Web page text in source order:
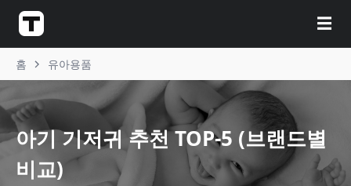
☰
홈 유아용품
아기 기저귀 추천 TOP-5 (브랜드별
비교)